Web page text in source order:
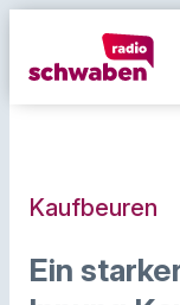
Kaufbeuren
Ein